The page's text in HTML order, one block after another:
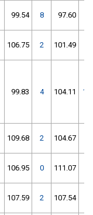
99.54 8 97.60
106.75 2 101.49
99.83 4 104.11
109.68 2 104.67
106.95 0 111.07
107.59 2 107.54